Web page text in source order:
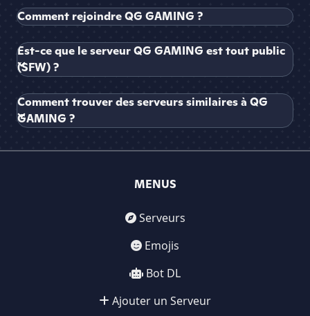
Comment rejoindre QG GAMING ?
Est-ce que le serveur QG GAMING est tout public
(SFW) ?
Comment trouver des serveurs similaires à QG
GAMING ?
MENUS
Serveurs
Emojis
Bot DL
Ajouter un Serveur